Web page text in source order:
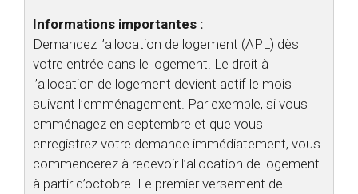
Informations importantes :
Demandez l’allocation de logement (APL) dès
votre entrée dans le logement. Le droit à
l’allocation de logement devient actif le mois
suivant l’emménagement. Par exemple, si vous
emménagez en septembre et que vous
enregistrez votre demande immédiatement, vous
commencerez à recevoir l’allocation de logement
à partir d’octobre. Le premier versement de